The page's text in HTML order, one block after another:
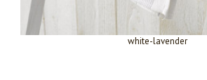
white-lavender